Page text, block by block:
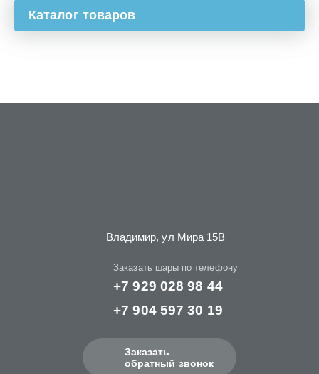
Каталог товаров
Владимир, ул Мира 15B
Заказать шары по телефону
+7 929 028 98 44
+7 904 597 30 19
Заказать
обратный звонок